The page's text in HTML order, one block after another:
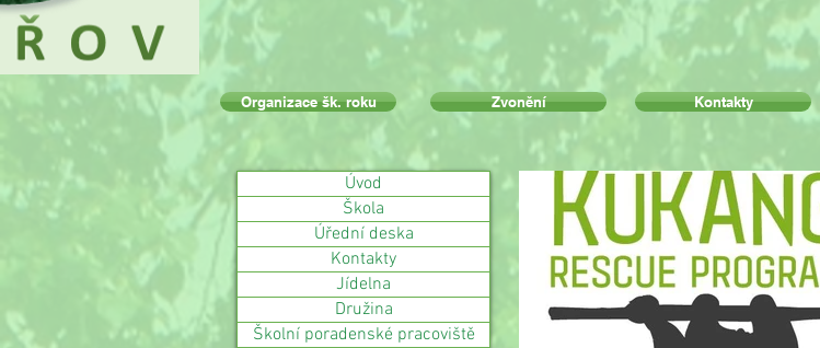
Organizace šk. roku Zvonění Kontakty
Úvod
Škola
Úřední deska
Kontakty
Jídelna
Družina
Školní poradenské pracoviště